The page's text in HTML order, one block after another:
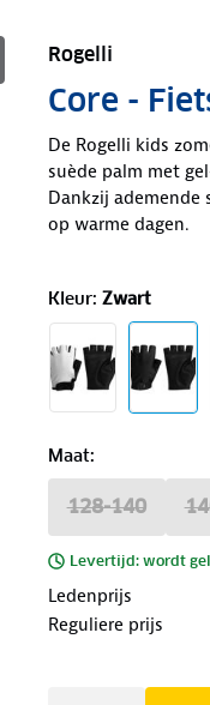
Rogelli
Core -
De Rogelli kids
suède palm met
Dankzij
op warme dagen.
Kleur: Zwart
Maat:
128-140
Levertijd: wordt
Ledenprijs
Reguliere prijs